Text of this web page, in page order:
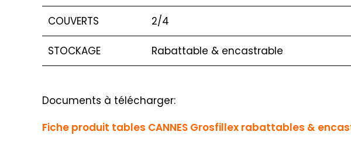
COUVERTS 2/4
STOCKAGE Rabattable & encastrable
Documents à télécharger:
Fiche produit tables CANNES Grosfillex rabattables &